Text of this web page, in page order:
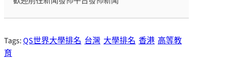
Tags:QS世界大學排名 台灣 大學排名 香港 高等教
育